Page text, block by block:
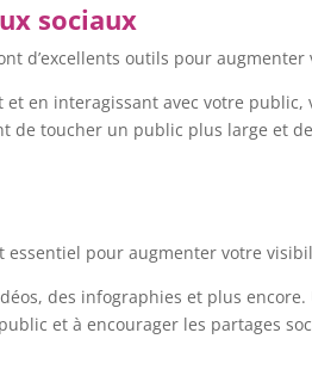
sociaux
d’excellents outils pour
en interagissant avec votre
de toucher un public plus large et
pour augmenter votre
des infographies et plus
et à encourager les partages